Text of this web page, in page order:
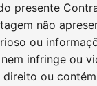
presente
não
ou
infringe ou
ou